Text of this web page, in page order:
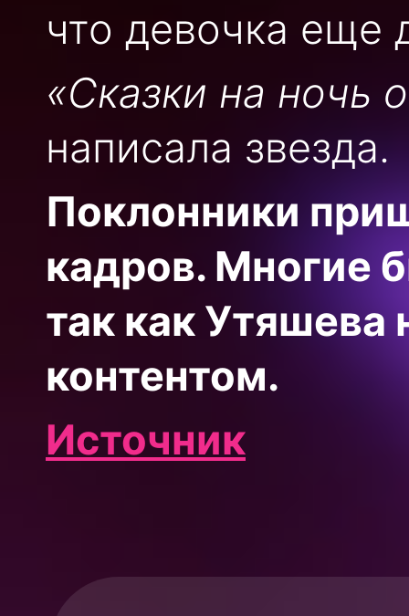
что девочка еще
«Сказки на ночь
написала звезда.
Поклонники
кадров. Многие
так как Утяшева
контентом.
Источник